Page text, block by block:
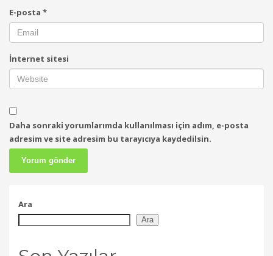
E-posta *
İnternet sitesi
Daha sonraki yorumlarımda kullanılması için adım, e-posta
adresim ve site adresim bu tarayıcıya kaydedilsin.
Ara
Ara